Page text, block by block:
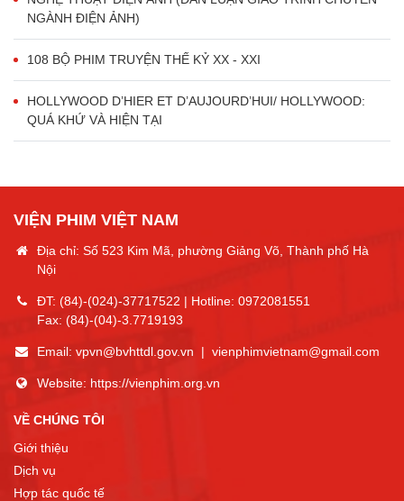
NGÀNH ĐIỆN ẢNH)
108 BỘ PHIM TRUYỆN THẾ KỶ XX - XXI
HOLLYWOOD D’HIER ET D’AUJOURD’HUI/ HOLLYWOOD:
QUÁ KHỨ VÀ HIỆN TẠI
VIỆN PHIM VIỆT NAM
Địa chỉ: Số 523 Kim Mã, phường Giảng Võ, Thành phố Hà
Nội
ĐT: (84)-(024)-37717522 | Hotline: 0972081551
Fax: (84)-(04)-3.7719193
Email: vpvn@bvhttdl.gov.vn | vienphimvietnam@gmail.com
Website: https://vienphim.org.vn
VỀ CHÚNG TÔI
Giới thiệu
Dịch vụ
Hợp tác quốc tế